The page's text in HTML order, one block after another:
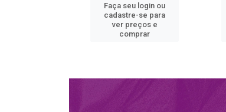
Faça seu login ou
cadastre-se para
ver preços e
comprar